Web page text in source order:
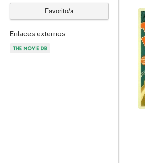
Favorito/a
Enlaces externos